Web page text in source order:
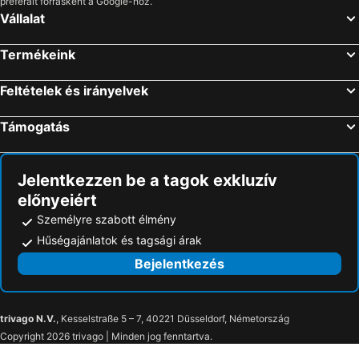
Szállás Steinbach am Attersee
Szállás Enns
Szállás Marchtrenk
Szállás Engelhartszell
Szállás Vorchdorf
Szállás Kremsmünster
Szállás Aigen-Schlägl
Vállalat
Termékeink
Feltételek és irányelvek
Támogatás
Jelentkezzen be a tagok exkluzív
előnyeiért
Személyre szabott élmény
Hűségajánlatok és tagsági árak
Bejelentkezés
trivago N.V., Kesselstraße 5 – 7, 40221 Düsseldorf, Németország
Copyright 2026 trivago | Minden jog fenntartva.